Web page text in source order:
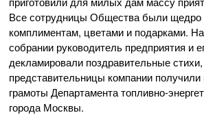
Все сотрудницы Общества были щедро
комплиментам, цветами и подарками.
собрании руководитель предприятия и
декламировали поздравительные
представительницы компании
грамоты Департаментатопливно-
города Москвы.